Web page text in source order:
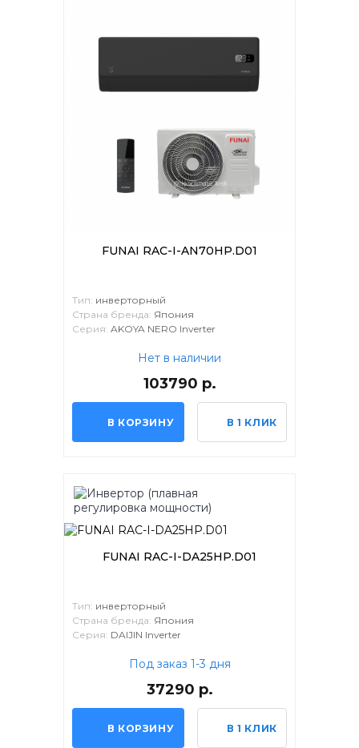
FUNAI RAC-I-AN70HP.D01
Тип: инверторный
Страна бренда: Япония
Серия: AKOYA NERO Inverter
Нет в наличии
103790 р.
В КОРЗИНУ В 1 КЛИК
FUNAI RAC-I-DA25HP.D01
Тип: инверторный
Страна бренда: Япония
Серия: DAIJIN Inverter
Под заказ 1-3 дня
37290 р.
В КОРЗИНУ В 1 КЛИК